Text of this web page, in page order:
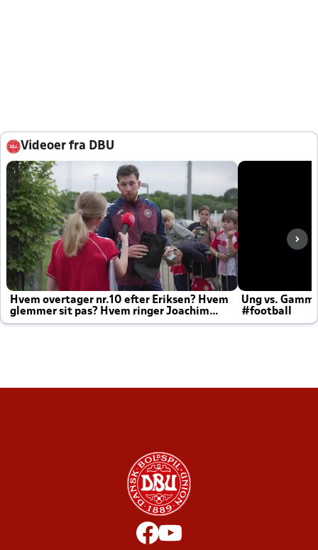
Videoer fra DBU
Hvem overtager nr.10 efter Eriksen? Hvem
glemmer sit pas? Hvem ringer Joachim
altid til efter kampe?
Ung vs.
#football